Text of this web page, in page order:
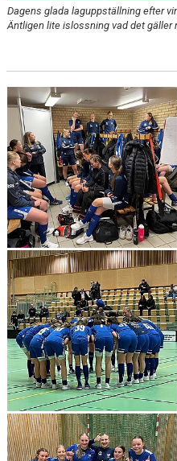
Dagens glada laguppställning efter
Äntligen lite islossning vad det gäller